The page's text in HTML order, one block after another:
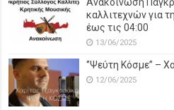
καλλιτεχνών για
έως τις 04:00
13/06/2025
‘’Ψεύτη Κόσμε’’ –
12/06/2025